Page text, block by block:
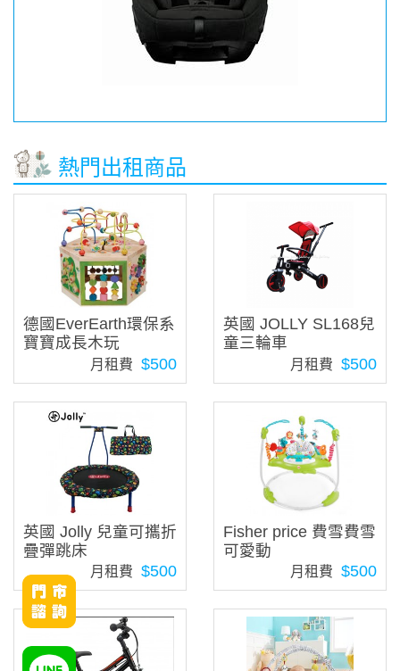
熱門出租商品
德國EverEarth環保系
寶寶成長木玩
月租費 $500
英國 JOLLY SL168兒
童三輪車
月租費 $500
英國 Jolly 兒童可攜折
疊彈跳床
月租費 $500
Fisher price 費雪費雪
可愛動
月租費 $500